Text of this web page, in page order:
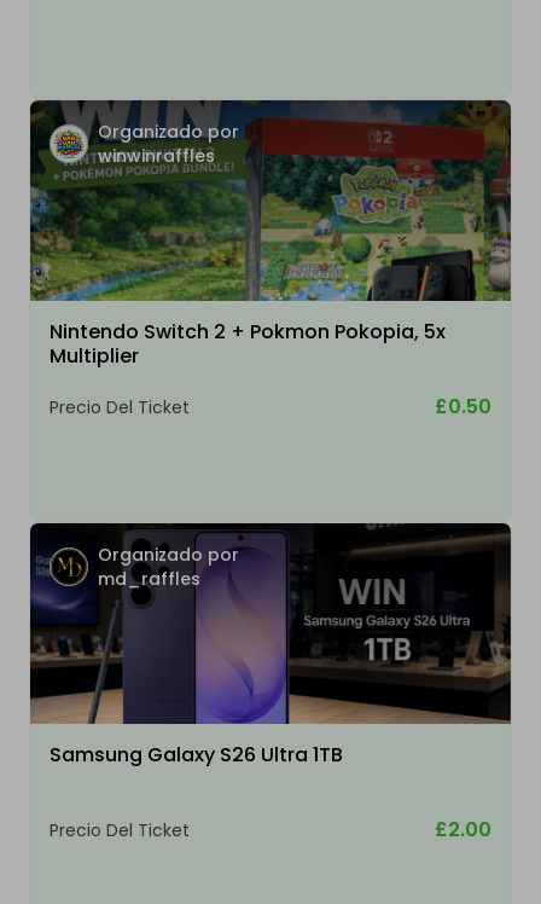
Organizado por
winwinraffles
Nintendo Switch 2 + Pokmon Pokopia, 5x
Multiplier
Precio Del Ticket £0.50
Organizado por
md_raffles
Samsung Galaxy S26 Ultra 1TB
Precio Del Ticket £2.00